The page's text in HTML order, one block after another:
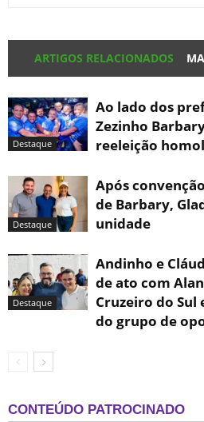
ARTIGOS RELACIONADOS
Destaque
Ao lado dos
Zezinho
reeleição
Destaque
Após
de Barbary,
unidade
Destaque
Andinho e
de ato com
Cruzeiro do
do grupo de